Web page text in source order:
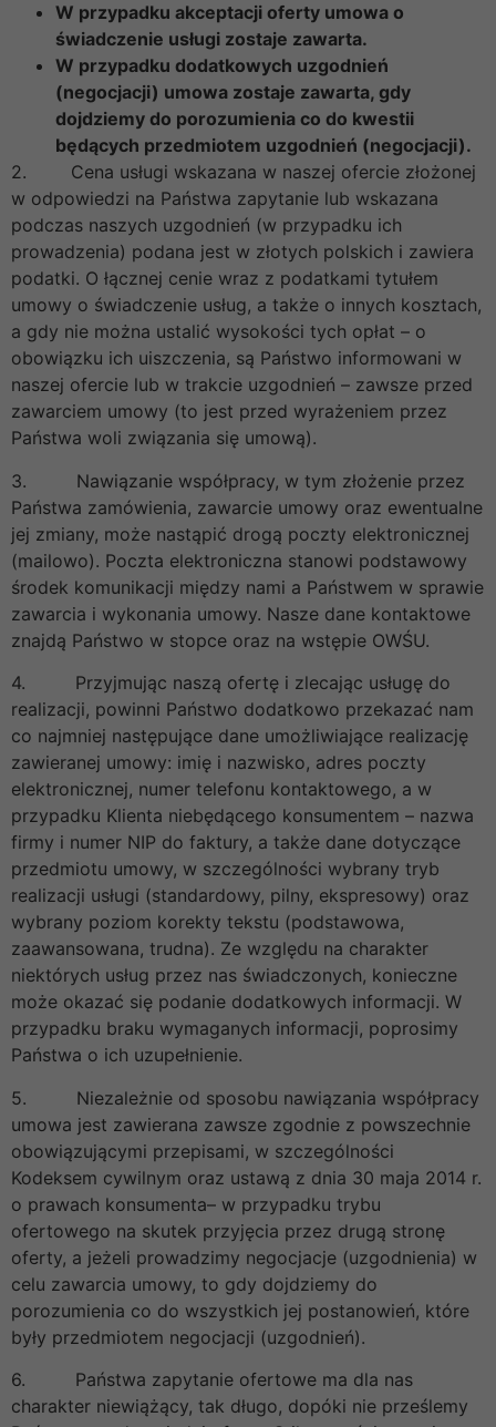
W przypadku akceptacji oferty umowa o
świadczenie usługi zostaje zawarta.
W przypadku dodatkowych uzgodnień
(negocjacji) umowa zostaje zawarta, gdy
dojdziemy do porozumienia co do kwestii
będących przedmiotem uzgodnień (negocjacji).
2. Cena usługi wskazana w naszej ofercie złożonej
w odpowiedzi na Państwa zapytanie lub wskazana
podczas naszych uzgodnień (w przypadku ich
prowadzenia) podana jest w złotych polskich i zawiera
podatki. O łącznej cenie wraz z podatkami tytułem
umowy o świadczenie usług, a także o innych kosztach,
a gdy nie można ustalić wysokości tych opłat – o
obowiązku ich uiszczenia, są Państwo informowani w
naszej ofercie lub w trakcie uzgodnień – zawsze przed
zawarciem umowy (to jest przed wyrażeniem przez
Państwa woli związania się umową).
3. Nawiązanie współpracy, w tym złożenie przez
Państwa zamówienia, zawarcie umowy oraz ewentualne
jej zmiany, może nastąpić drogą poczty elektronicznej
(mailowo). Poczta elektroniczna stanowi podstawowy
środek komunikacji między nami a Państwem w sprawie
zawarcia i wykonania umowy. Nasze dane kontaktowe
znajdą Państwo w stopce oraz na wstępie OWŚU.
4. Przyjmując naszą ofertę i zlecając usługę do
realizacji, powinni Państwo dodatkowo przekazać nam
co najmniej następujące dane umożliwiające realizację
zawieranej umowy: imię i nazwisko, adres poczty
elektronicznej, numer telefonu kontaktowego, a w
przypadku Klienta niebędącego konsumentem – nazwa
firmy i numer NIP do faktury, a także dane dotyczące
przedmiotu umowy, w szczególności wybrany tryb
realizacji usługi (standardowy, pilny, ekspresowy) oraz
wybrany poziom korekty tekstu (podstawowa,
zaawansowana, trudna). Ze względu na charakter
niektórych usług przez nas świadczonych, konieczne
może okazać się podanie dodatkowych informacji. W
przypadku braku wymaganych informacji, poprosimy
Państwa o ich uzupełnienie.
5. Niezależnie od sposobu nawiązania współpracy
umowa jest zawierana zawsze zgodnie z powszechnie
obowiązującymi przepisami, w szczególności
Kodeksem cywilnym oraz ustawą z dnia 30 maja 2014 r.
o prawach konsumenta– w przypadku trybu
ofertowego na skutek przyjęcia przez drugą stronę
oferty, a jeżeli prowadzimy negocjacje (uzgodnienia) w
celu zawarcia umowy, to gdy dojdziemy do
porozumienia co do wszystkich jej postanowień, które
były przedmiotem negocjacji (uzgodnień).
6. Państwa zapytanie ofertowe ma dla nas
charakter niewiążący, tak długo, dopóki nie prześlemy